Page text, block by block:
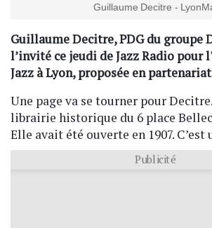
Guillaume Decitre -
Guillaume Decitre, PDG du groupe
l’invité ce jeudi de Jazz Radio pour
Jazz à Lyon, proposée en
Une page va se tourner pour
librairie historique du 6 place
Elle avait été ouverte en 1907.
Publicité